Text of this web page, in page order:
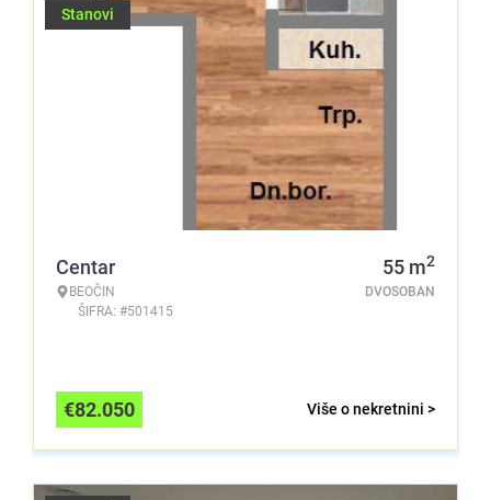
Stanovi
Centar
BEOČIN
ŠIFRA: #501415
55 m2
DVOSOBAN
Više o nekretnini >
€82.050